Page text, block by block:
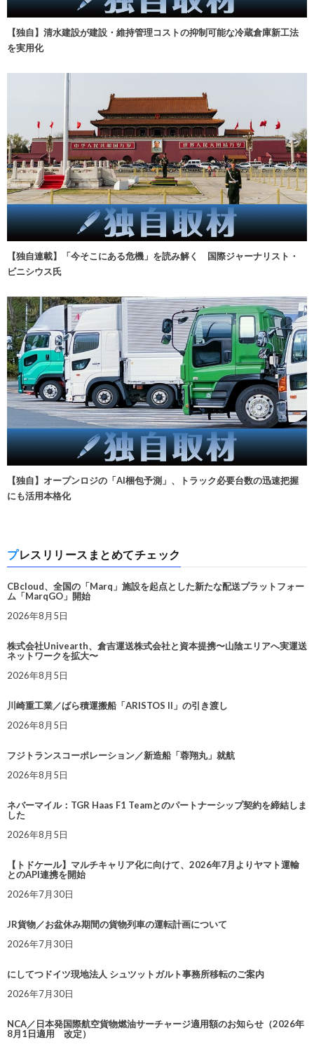
【独自】清水建設が建設・維持管理コストの抑制可能な冷蔵倉庫新工法
を実用化
【独自連載】「今そこにある危機」を読み解く 国際ジャーナリスト・
ビニシウス氏
【独自】オープンロジの「AI梱包予測」、トラック必要台数の迅速把握
にも活用本格化
プレスリリースまとめてチェック
CBcloud、全国の「Marq」施設を起点とした新たな配送プラットフォー
ム「MarqGO」開始
2026年8月5日
株式会社Univearth、倉吉運送株式会社と資本提携〜山陰エリアへ実運送
ネットワークを拡大〜
2026年8月5日
川崎重工業／ばら積運搬船「ARISTOS II」の引き渡し
2026年8月5日
フジトランスコーポレーション／新造船「蓉翔丸」就航
2026年8月5日
ネバーマイル：TGR Haas F1 Teamとのパートナーシップ契約を締結しま
した
2026年8月5日
【トドケール】マルチキャリア化に向けて、2026年7月よりヤマト運輸
とのAPI連携を開始
2026年7月30日
JR貨物／お盆休み期間の貨物列車の運転計画について
2026年7月30日
にしてつドイツ現地法人 シュツットガルト事務所移転のご案内
2026年7月30日
NCA／日本発国際航空貨物燃油サーチャージ適用額のお知らせ（2026年
8月1日適用 改定）